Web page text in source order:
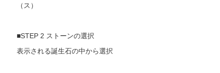
（ス）
■STEP 2 ストーンの選択
表示される誕生石の中から選択